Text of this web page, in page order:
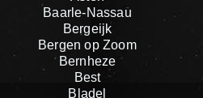
Baarle-Nassau
Bergeijk
Bergen op Zoom
Bernheze
Best
Bladel